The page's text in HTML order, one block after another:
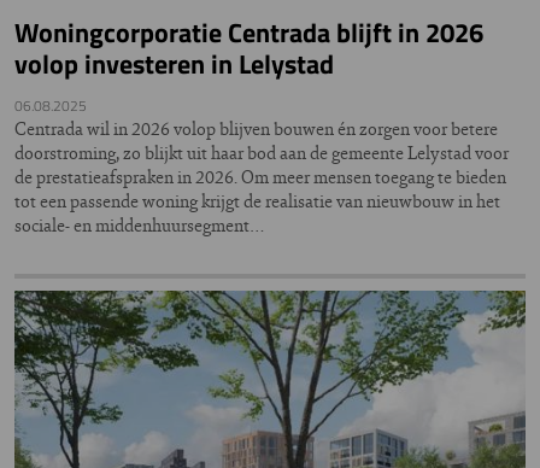
Woningcorporatie Centrada blijft in 2026
volop investeren in Lelystad
06.08.2025
Centrada wil in 2026 volop blijven bouwen én zorgen voor betere
doorstroming, zo blijkt uit haar bod aan de gemeente Lelystad voor
de prestatieafspraken in 2026. Om meer mensen toegang te bieden
tot een passende woning krijgt de realisatie van nieuwbouw in het
sociale- en middenhuursegment…